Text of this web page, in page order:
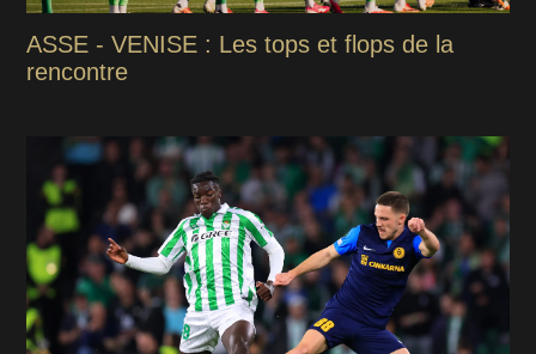
ASSE - VENISE : Les tops et flops de la
rencontre